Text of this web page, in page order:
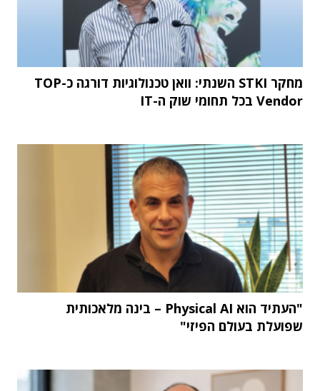
מחקר STKI השנתי: וואן טכנולוגיות דורגה כ-TOP
Vendor בכל תחומי שוק ה-IT
"העתיד הוא Physical AI – בינה מלאכותית
שפועלת בעולם הפיזי"